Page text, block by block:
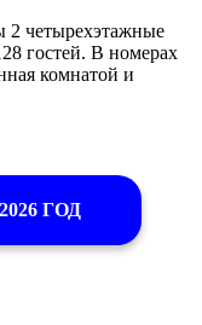
2 четырехэтажные
гостей. В номерах
комнатой и
ГОД